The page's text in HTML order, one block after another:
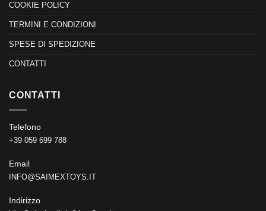
COOKIE POLICY
TERMINI E CONDIZIONI
SPESE DI SPEDIZIONE
CONTATTI
CONTATTI
Telefono
+39 059 699 788
Email
INFO@SAIMEXTOYS.IT
Indirizzo